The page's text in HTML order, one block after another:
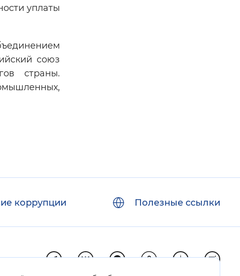
уплаты
союз
страны.
коррупции Полезные ссылки